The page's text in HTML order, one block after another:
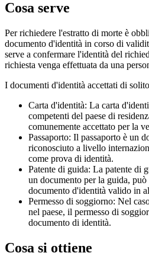
Cosa serve
Per richiedere l'estratto di morte è
documento d'identità in corso di
serve a confermare l'identità del
richiesta venga effettuata da una
I documenti d'identità accettati di
Carta d'identità: La carta
competenti del paese di
comunemente accettato per la
Passaporto: Il passaporto è un
riconosciuto a livello
come prova di identità.
Patente di guida: La patente di
un documento per la guida, può
documento d'identità valido in
Permesso di soggiorno: Nel
nel paese, il permesso di
documento di identità.
Cosa si ottiene